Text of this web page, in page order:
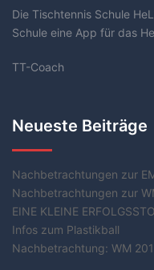
Die Tischtennis Schule
Schule eine App für das
TT-Coach
Neueste Beiträge
Nachbetrachtungen zur
Nachbetrachtungen zur
EINE KLEINE
Infos zum Plastikball
Nachbetrachtung: WM